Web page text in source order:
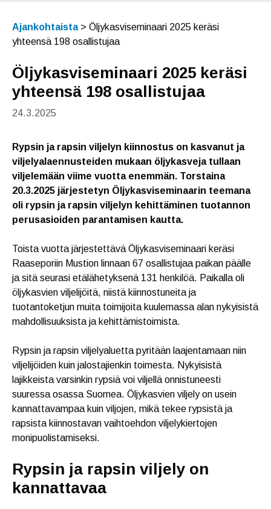
Ajankohtaista> Öljykasviseminaari 2025 keräsi
yhteensä 198 osallistujaa
Öljykasviseminaari 2025 keräsi
yhteensä 198 osallistujaa
24.3.2025
Rypsin ja rapsin viljelyn kiinnostus on kasvanut ja
viljelyalaennusteiden mukaan öljykasveja tullaan
viljelemään viime vuotta enemmän. Torstaina
20.3.2025 järjestetyn Öljykasviseminaarin teemana
oli rypsin ja rapsin viljelyn kehittäminen tuotannon
perusasioiden parantamisen kautta.
Toista vuotta järjestettävä Öljykasviseminaari keräsi
Raaseporiin Mustion linnaan 67 osallistujaa paikan päälle
ja sitä seurasi etälähetyksenä 131 henkilöä. Paikalla oli
öljykasvien viljelijöitä, niistä kiinnostuneita ja
tuotantoketjun muita toimijoita kuulemassa alan nykyisistä
mahdollisuuksista ja kehittämistoimista.
Rypsin ja rapsin viljelyaluetta pyritään laajentamaan niin
viljelijöiden kuin jalostajienkin toimesta. Nykyisistä
lajikkeista varsinkin rypsiä voi viljellä onnistuneesti
suuressa osassa Suomea. Öljykasvien viljely on usein
kannattavampaa kuin viljojen, mikä tekee rypsistä ja
rapsista kiinnostavan vaihtoehdon viljelykiertojen
monipuolistamiseksi.
Rypsin ja rapsin viljely on
kannattavaa